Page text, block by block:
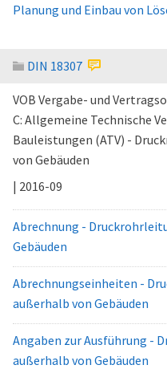
Planung und Einbau von
DIN 18307
VOB Vergabe- und
C: Allgemeine Technische
Bauleistungen (ATV) -
von Gebäuden
| 2016-09
Abrechnung -
Gebäuden
Abrechnungseinheiten -
außerhalb von Gebäuden
Angaben zur Ausführung -
außerhalb von Gebäuden